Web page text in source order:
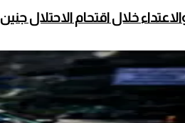
خلال اقتحام الاحتلال جنين